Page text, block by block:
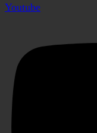
Youtube